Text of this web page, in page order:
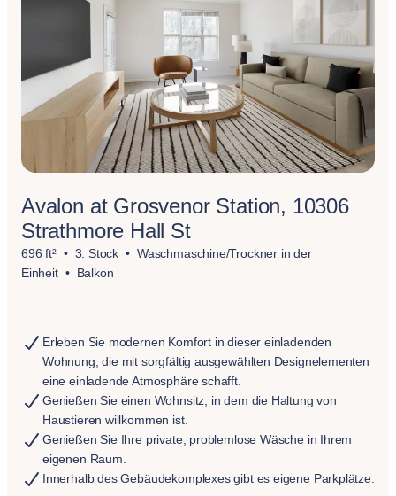
Avalon at Grosvenor Station, 10306
Strathmore Hall St
696 ft² 3. Stock
Waschmaschine/Trockner in der
Einheit
Balkon
Erleben Sie modernen Komfort in dieser einladenden
Wohnung, die mit sorgfältig ausgewählten Designelementen
eine einladende Atmosphäre schafft.
Genießen Sie einen Wohnsitz, in dem die Haltung von
Haustieren willkommen ist.
Genießen Sie Ihre private, problemlose Wäsche in Ihrem
eigenen Raum.
Innerhalb des Gebäudekomplexes gibt es eigene Parkplätze.